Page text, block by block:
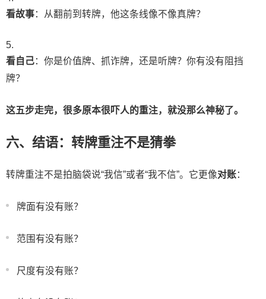
看故事：从翻前到转牌，他这条线像不像真牌？
看自己：你是价值牌、抓诈牌，还是听牌？你有没有阻挡
牌？
这五步走完，很多原本很吓人的重注，就没那么神秘了。
六、结语：转牌重注不是猜拳
转牌重注不是拍脑袋说“我信”或者“我不信”。它更像对账：
牌面有没有账？
范围有没有账？
尺度有没有账？